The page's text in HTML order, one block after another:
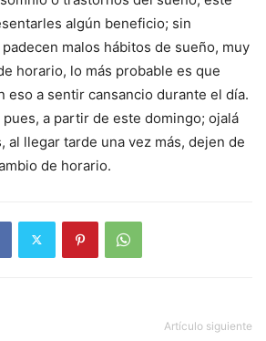
algún beneficio; sin
malos hábitos de sueño, muy
horario, lo más probable es que
eso a sentir cansancio durante el día.
a partir de este domingo; ojalá
al llegar tarde una vez más, dejen de
de horario.
Artículo siguiente